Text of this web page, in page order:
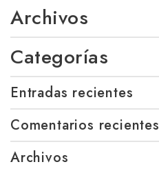
Archivos
Categorías
Entradas recientes
Comentarios recientes
Archivos